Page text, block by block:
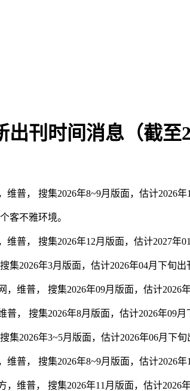
出刊时间消息（截至2
， 搜集2026年8~9月版面，估计2026年
客不雅环境。
， 搜集2026年12月版面，估计2027年01
2026年3月版面，估计2026年04月下旬出
普， 搜集2026年09月版面，估计2026年
搜集2026年8月版面，估计2026年09月
年3~5月版面，估计2026年06月下旬
， 搜集2026年8~9月版面，估计2026年
普， 搜集2026年11月版面，估计2026年